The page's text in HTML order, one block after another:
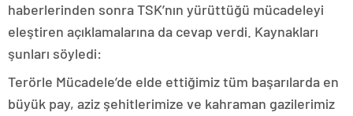
haberlerinden sonra TSK’nın yürüttüğü mücadeleyi
eleştiren açıklamalarına da cevap verdi. Kaynakları
şunları söyledi:
Terörle Mücadele’de elde ettiğimiz tüm başarılarda en
büyük pay, aziz şehitlerimize ve kahraman gazilerimiz